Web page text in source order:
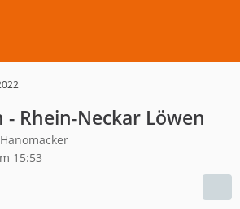
- Rhein-Neckar Löwen
Hanomacker
15:53